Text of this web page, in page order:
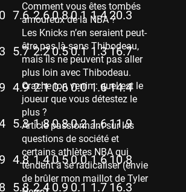
7.6 2.60.80.1 1.4 20.3
5.7 2.20.50.1 1.316.7
4.9 2.1 0.60.0 1.614.4
5.3 1.80.80.2 1.611.9
4.8 1.40.50.0 1.610.8
5.8 2.4 0.9 0.1 1.7 16.3
45 sessions
Chicago Bulls
41 sessions
Memphis Grizzlies
39 sessions
Cleveland Cavaliers
38 sessions
Orlando Magic
36 sessions
Euroleague
34 sessions
Comment vous êtes tombés
amoureux de la NBA ?
Les Knicks n’en seraient peut-
être pas là sans Thibodeau,
mais ils ne peuvent pas aller
plus loin avec Thibodeau.
Crache ton venin : quel est le
joueur que vous détestez le
plus ?
Article passionnant sur les
questions de société et
certains athlètes NBA qui
tendent à se radicaliser (envie
de brûler mon maillot de Tyler